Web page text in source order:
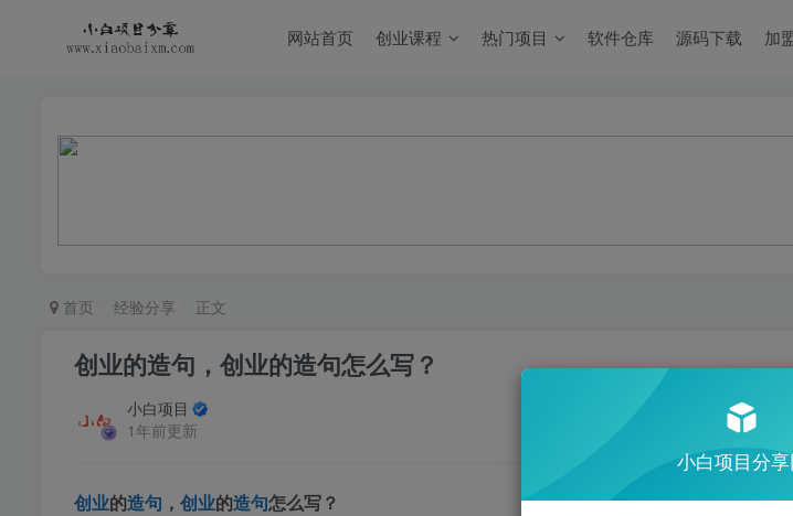
网站首页 创业课程 热门项目 软件仓库 源码下载 加
首页 经验分享 正文
创业的造句，创业的造句怎么写？
小白项目
1年前更新
创业的造句 ， 创业的造句怎么写？
小白项目分